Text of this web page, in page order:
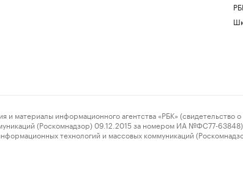
информационного агентства «РБК» (свидетельство о
(Роскомнадзор) 09.12.2015 за номером ИА №ФС77-63848)
технологий и массовых коммуникаций